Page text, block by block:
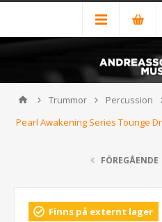
Trummor Percussion
Pearl Awakening Series Tounge
FÖREGÅENDE
Finns på externt lager